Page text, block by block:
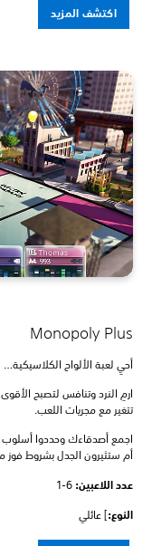
اكتشف المزيد
Monopoly Plus
أحيِ لعبة الألواح
ارمِ النرد وتنافس لتصبح
تتغير مع مجريات اللعب.
اجمع أصدقاءك وحددوا أسلوب
أم ستثيرون الجدل بشروط
عدد اللاعبين: ‏ 1-6
النوع:] عائلي